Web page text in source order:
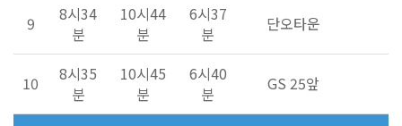
9
8시34
분
10시44
분
6시37
분
단오타운
10
8시35
분
10시45
분
6시40
분
GS 25앞